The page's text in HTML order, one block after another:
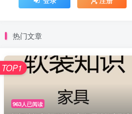
热门文章
963人已阅读
TOP1